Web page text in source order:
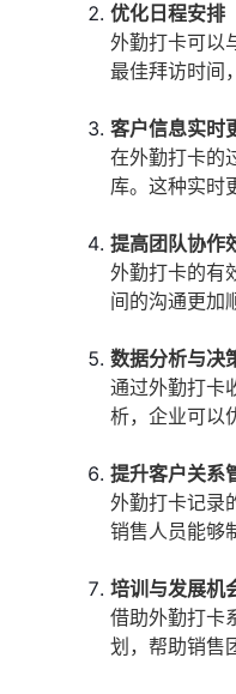
优化日程安排
外勤打卡可以
最佳拜访时间
客户信息实时
在外勤打卡的
库。这种实时
提高团队协作
外勤打卡的有
间的沟通更加
数据分析与决
通过外勤打卡
析，企业可以
提升客户关系
外勤打卡记录
销售人员能够
培训与发展机
借助外勤打卡
划，帮助销售